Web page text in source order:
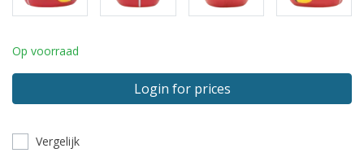
Op voorraad
Login for prices
Vergelijk